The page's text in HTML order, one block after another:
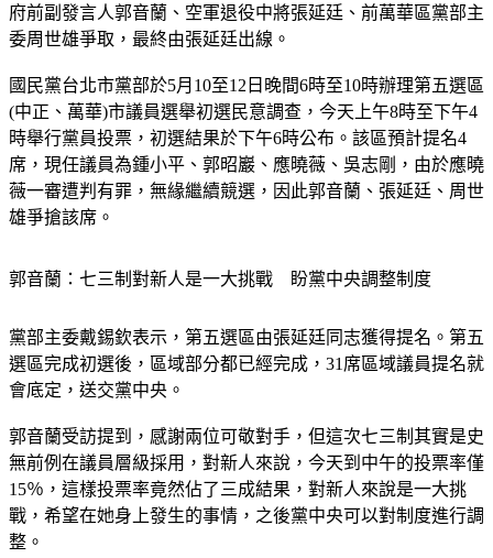
府前副發言人郭音蘭、空軍退役中將張延廷、前萬華區黨部主
委周世雄爭取，最終由張延廷出線。
國民黨台北市黨部於5月10至12日晚間6時至10時辦理第五選區
(中正、萬華)市議員選舉初選民意調查，今天上午8時至下午4
時舉行黨員投票，初選結果於下午6時公布。該區預計提名4
席，現任議員為鍾小平、郭昭巖、應曉薇、吳志剛，由於應曉
薇一審遭判有罪，無緣繼續競選，因此郭音蘭、張延廷、周世
雄爭搶該席。
郭音蘭：七三制對新人是一大挑戰　盼黨中央調整制度
黨部主委戴錫欽表示，第五選區由張延廷同志獲得提名。第五
選區完成初選後，區域部分都已經完成，31席區域議員提名就
會底定，送交黨中央。
郭音蘭受訪提到，感謝兩位可敬對手，但這次七三制其實是史
無前例在議員層級採用，對新人來說，今天到中午的投票率僅
15％，這樣投票率竟然佔了三成結果，對新人來說是一大挑
戰，希望在她身上發生的事情，之後黨中央可以對制度進行調
整。